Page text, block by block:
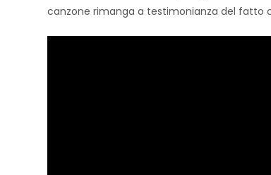
canzone rimanga a testimonianza del fatto